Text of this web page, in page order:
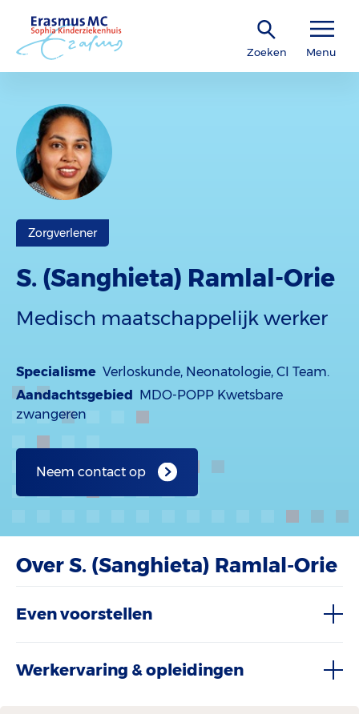
Zoeken Menu
Zorgverlener
S. (Sanghieta) Ramlal-Orie
Medisch maatschappelijk werker
Specialisme Verloskunde, Neonatologie, CI Team.
Aandachtsgebied MDO-POPP Kwetsbare
zwangeren
Neem contact op
Over S. (Sanghieta) Ramlal-Orie
Even voorstellen
Werkervaring & opleidingen